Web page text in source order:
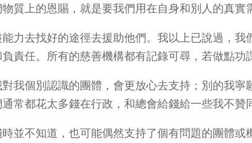
質上的恩賜，就是要我們用在自身和別人的真
力去找好的途徑去援助他們。我以上已說過，
責任。所有的慈善機構都有記錄可尋，若做點功
我個別認識的團體，會更放心去支持；別的我
常都花太多錢在行政，和總會給錢給一些我不贊
並不知道，也可能偶然支持了個有問題的團體